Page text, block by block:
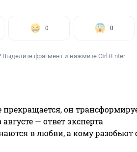
0 0
Выделите фрагмент и нажмите Ctrl+Enter
прекращается, он
— ответ эксперта
в любви, а кому разобьют